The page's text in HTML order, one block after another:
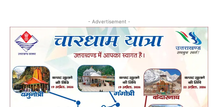
- Advertisement -